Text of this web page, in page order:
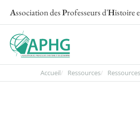
Association desProfesseurs d'Histoire
Accueil Ressources